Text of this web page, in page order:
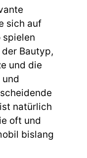
sich auf
spielen
Bautyp,
und die
natürlich
oft und
bislang